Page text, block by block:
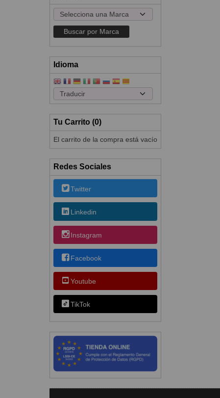
Idioma
Tu Carrito (0)
El carrito de la compra está vacío
Redes Sociales
Twitter
Linkedin
Instagram
Facebook
Youtube
TikTok